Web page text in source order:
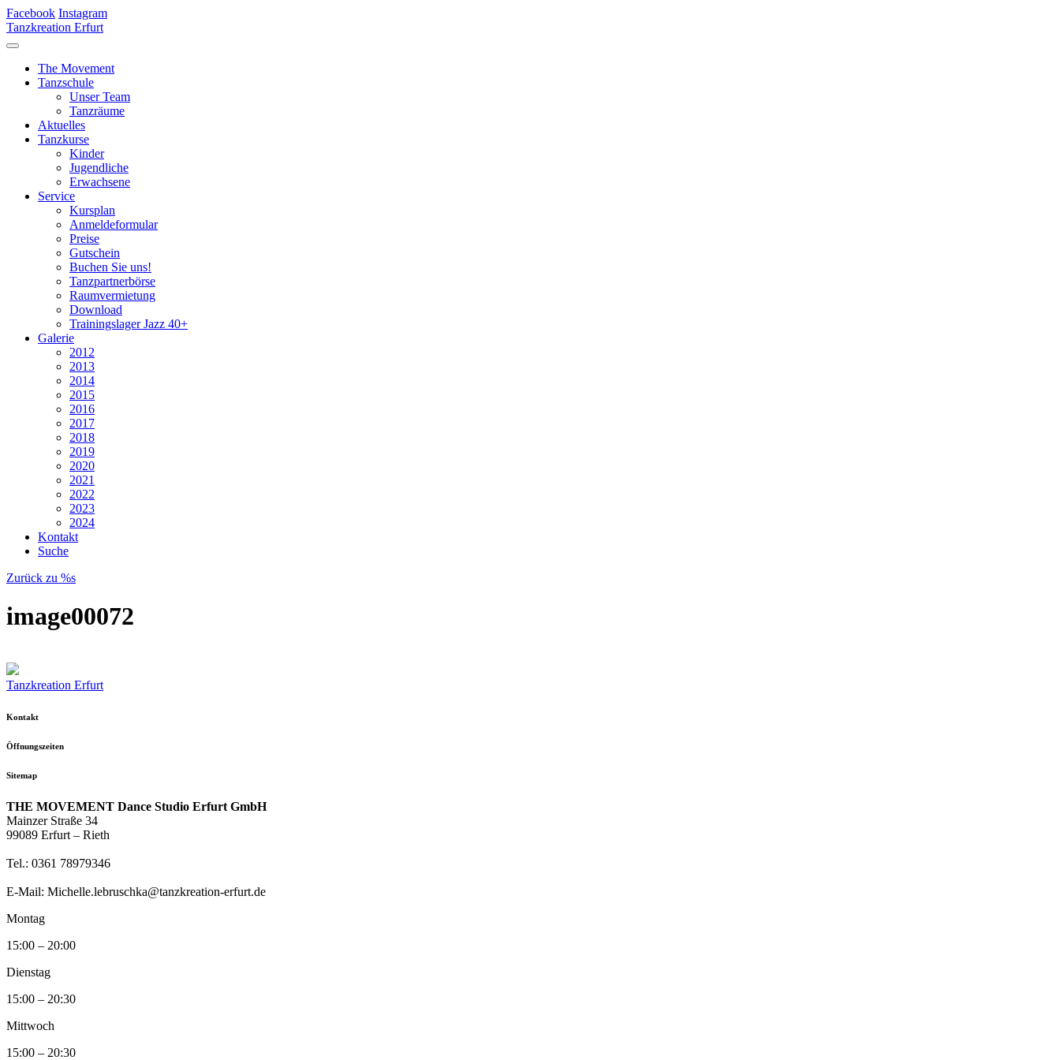
Facebook Instagram
Tanzkreation Erfurt
The Movement
Tanzschule
Unser Team
Tanzräume
Aktuelles
Tanzkurse
Kinder
Jugendliche
Erwachsene
Service
Kursplan
Anmeldeformular
Preise
Gutschein
Buchen Sie uns!
Tanzpartnerbörse
Raumvermietung
Download
Trainingslager Jazz 40+
Galerie
2012
2013
2014
2015
2016
2017
2018
2019
2020
2021
2022
2023
2024
Kontakt
Suche
Zurück zu %s
image00072
Tanzkreation Erfurt
Kontakt
Öffnungszeiten
Sitemap
THE MOVEMENT Dance Studio Erfurt GmbH
Mainzer Straße 34
99089 Erfurt – Rieth
Tel.: 0361 78979346
E-Mail: Michelle.lebruschka@tanzkreation-erfurt.de
Montag
15:00 – 20:00
Dienstag
15:00 – 20:30
Mittwoch
15:00 – 20:30